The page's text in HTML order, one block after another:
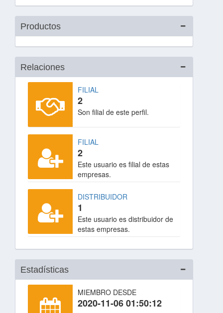
Productos
Relaciones
FILIAL
2
Son filial de este perfil.
FILIAL
2
Este usuario es filial de estas
empresas.
DISTRIBUIDOR
1
Este usuario es distribuidor de
estas empresas.
Estadísticas
MIEMBRO DESDE
2020-11-06 01:50:12